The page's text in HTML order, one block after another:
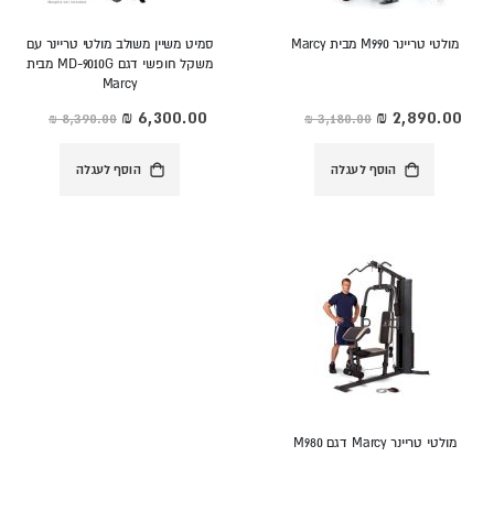
מולטי טריינר M990 מבית Marcy
‏3,180.00 ₪ מחיר
מיוחד
הוסף לעגלה
סמיט משיין משולב מולטי טריינר עם
משקל חופשי דגם MD-9010G מבית
Marcy
‏8,390.00 ₪ מחיר
מיוחד
הוסף לעגלה
מולטי טריינר Marcy דגם M980